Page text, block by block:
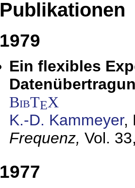
Publikationen
1979
Ein flexibles
BibTEX
K.-D. Kammeyer,
Frequenz, Vol.
1977